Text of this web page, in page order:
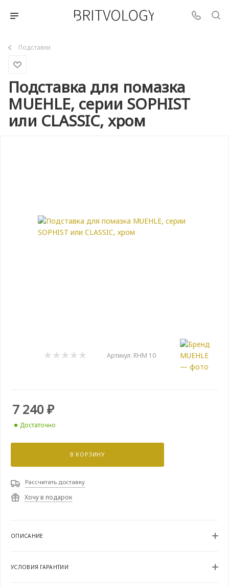
Подставки
Подставка для помазка
MUEHLE, серии SOPHIST
или CLASSIC, хром
Артикул: RHM 10
7 240₽
Достаточно
В КОРЗИНУ
Рассчитать доставку
Хочу в подарок
ОПИСАНИЕ
УСЛОВИЯ ГАРАНТИИ